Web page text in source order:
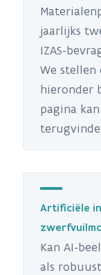
jaarlijks
IZAS-
We stellen
hieronder
pagina
Artificiële
Kan AI-
als